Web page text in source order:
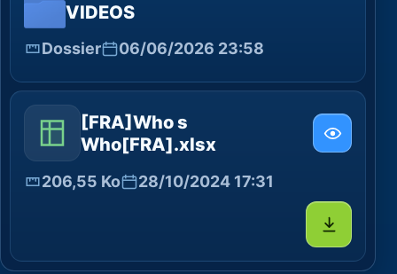
VIDEOS
Dossier 06/06/2026 23:58
[FRA]Who s
Who[FRA].xlsx
206,55 Ko 28/10/2024 17:31